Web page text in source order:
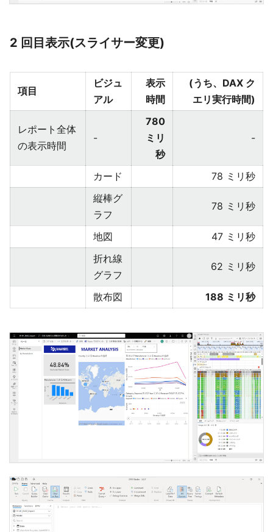
2 回目表示(スライサー変更)
項目
ビジュ
アル
表示
時間
(うち、DAX ク
エリ実行時間)
レポート全体
の表示時間
-
780
ミリ
秒
-
カード
78 ミリ秒
縦棒グ
ラフ
78 ミリ秒
地図
47 ミリ秒
折れ線
グラフ
62 ミリ秒
散布図 188 ミリ秒